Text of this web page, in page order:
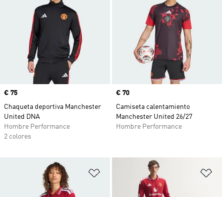
Precio
€ 75
Chaqueta deportiva Manchester
United DNA
Hombre Performance
2 colores
Precio
€ 70
Camiseta calentamiento
Manchester United 26/27
Hombre Performance
Añadir a la lista de deseos